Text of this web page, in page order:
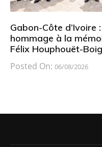
Gabon-Côte d’Ivoire
hommage à la
Félix Houphouët-
Posted On: 06/08/2026